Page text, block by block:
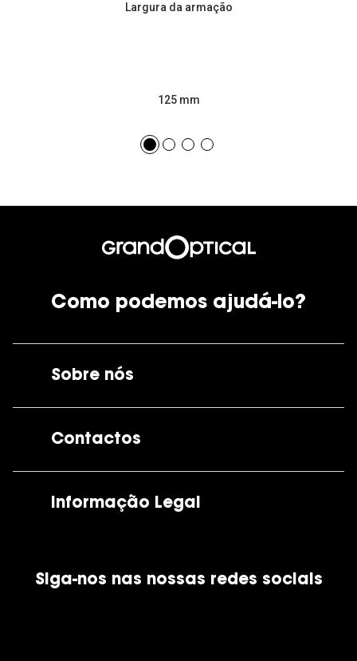
Largura da armação
125 mm
Como podemos ajudá-lo?
Sobre nós
Contactos
Informação Legal
Política de Cookies
Siga-nos nas nossas redes sociais